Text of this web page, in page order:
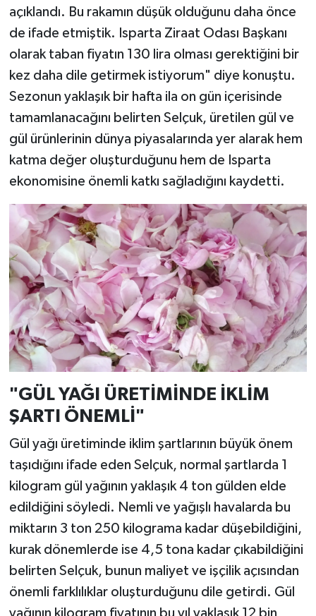
açıklandı. Bu rakamın düşük olduğunu daha önce
de ifade etmiştik. Isparta Ziraat Odası Başkanı
olarak taban fiyatın 130 lira olması gerektiğini bir
kez daha dile getirmek istiyorum" diye konuştu.
Sezonun yaklaşık bir hafta ila on gün içerisinde
tamamlanacağını belirten Selçuk, üretilen gül ve
gül ürünlerinin dünya piyasalarında yer alarak hem
katma değer oluşturduğunu hem de Isparta
ekonomisine önemli katkı sağladığını kaydetti.
"GÜL YAĞI ÜRETİMİNDE İKLİM
ŞARTI ÖNEMLİ"
Gül yağı üretiminde iklim şartlarının büyük önem
taşıdığını ifade eden Selçuk, normal şartlarda 1
kilogram gül yağının yaklaşık 4 ton gülden elde
edildiğini söyledi. Nemli ve yağışlı havalarda bu
miktarın 3 ton 250 kilograma kadar düşebildiğini,
kurak dönemlerde ise 4,5 tona kadar çıkabildiğini
belirten Selçuk, bunun maliyet ve işçilik açısından
önemli farklılıklar oluşturduğunu dile getirdi. Gül